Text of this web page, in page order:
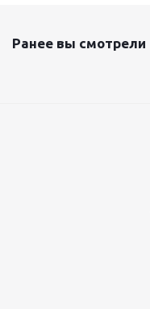
Ранее вы смотрели